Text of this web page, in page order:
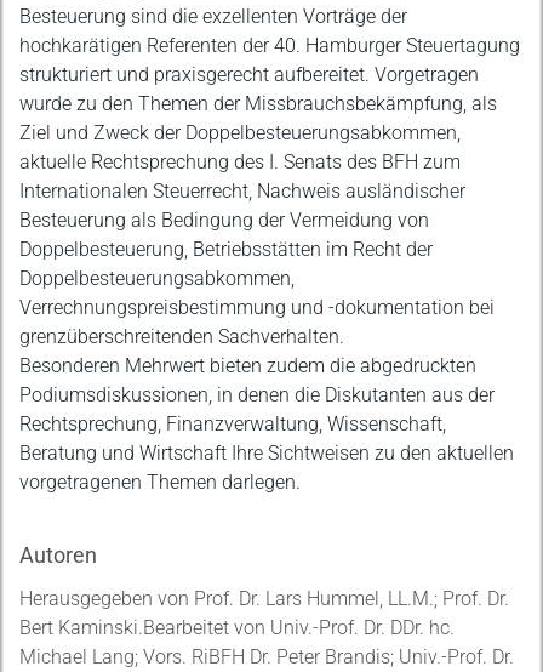
Besteuerung sind die exzellenten Vorträge der
hochkarätigen Referenten der 40. Hamburger Steuertagung
strukturiert und praxisgerecht aufbereitet. Vorgetragen
wurde zu den Themen der Missbrauchsbekämpfung, als
Ziel und Zweck der Doppelbesteuerungsabkommen,
aktuelle Rechtsprechung des I. Senats des BFH zum
Internationalen Steuerrecht, Nachweis ausländischer
Besteuerung als Bedingung der Vermeidung von
Doppelbesteuerung, Betriebsstätten im Recht der
Doppelbesteuerungsabkommen,
Verrechnungspreisbestimmung und -dokumentation bei
grenzüberschreitenden Sachverhalten.
Besonderen Mehrwert bieten zudem die abgedruckten
Podiumsdiskussionen, in denen die Diskutanten aus der
Rechtsprechung, Finanzverwaltung, Wissenschaft,
Beratung und Wirtschaft Ihre Sichtweisen zu den aktuellen
vorgetragenen Themen darlegen.
Autoren
Herausgegeben von Prof. Dr. Lars Hummel, LL.M.; Prof. Dr.
Bert Kaminski.Bearbeitet von Univ.-Prof. Dr. DDr. hc.
Michael Lang; Vors. RiBFH Dr. Peter Brandis; Univ.-Prof. Dr.